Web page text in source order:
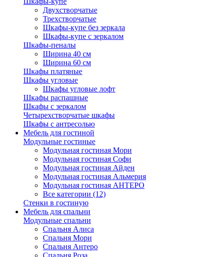
Двухстворчатые
Трехстворчатые
Шкафы-купе без зеркала
Шкафы-купе с зеркалом
Шкафы-пеналы
Ширина 40 см
Ширина 60 см
Шкафы платяные
Шкафы угловые
Шкафы угловые лофт
Шкафы распашные
Шкафы с зеркалом
Четырехстворчатые шкафы
Шкафы с антресолью
Мебель для гостиной
Модульные гостиные
Модульная гостиная Мори
Модульная гостиная Софи
Модульная гостиная Айден
Модульная гостиная Альмерия
Модульная гостиная АНТЕРО
Все категории (12)
Стенки в гостиную
Мебель для спальни
Модульные спальни
Спальня Алиса
Спальня Мори
Спальня Антеро
Спальня Роза